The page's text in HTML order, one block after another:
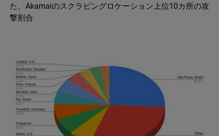
た、Akamaiのスクラビングロケーション上位10カ所の攻
撃割合